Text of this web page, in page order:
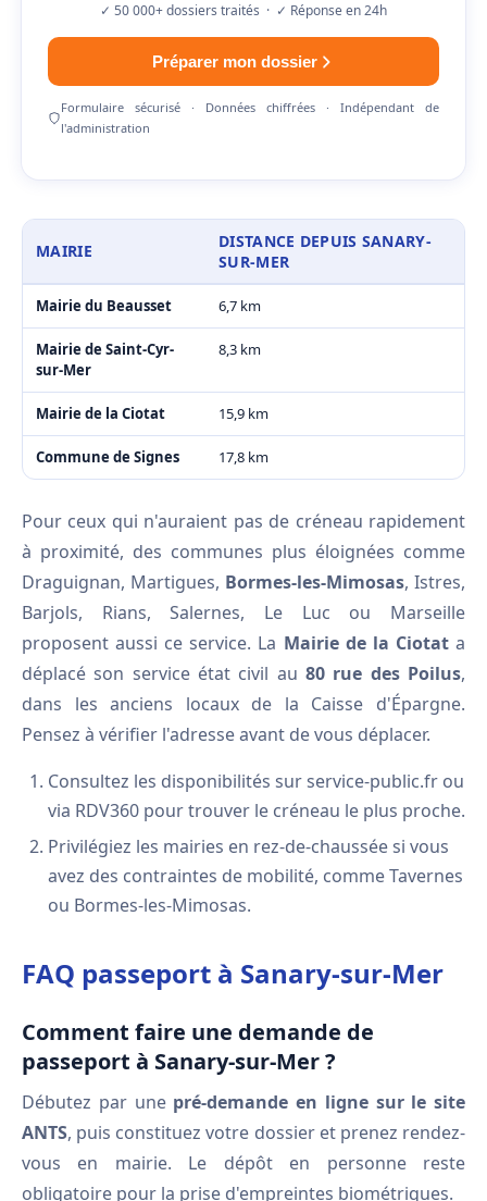
✓ 50 000+ dossiers traités · ✓ Réponse en 24h
Préparer mon dossier
Formulaire sécurisé · Données chiffrées · Indépendant de
l'administration
MAIRIE
DISTANCE DEPUIS SANARY-
SUR-MER
Mairie du Beausset 6,7 km
Mairie de Saint-Cyr-
sur-Mer
8,3 km
Mairie de la Ciotat 15,9 km
Commune de Signes 17,8 km
Pour ceux qui n'auraient pas de créneau rapidement
à proximité, des communes plus éloignées comme
Draguignan, Martigues, Bormes-les-Mimosas, Istres,
Barjols, Rians, Salernes, Le Luc ou Marseille
proposent aussi ce service. La Mairie de la Ciotata
déplacé son service état civil au 80 rue des Poilus,
dans les anciens locaux de la Caisse d'Épargne.
Pensez à vérifier l'adresse avant de vous déplacer.
Consultez les disponibilités sur service-public.fr ou
via RDV360 pour trouver le créneau le plus proche.
Privilégiez les mairies en rez-de-chaussée si vous
avez des contraintes de mobilité, comme Tavernes
ou Bormes-les-Mimosas.
FAQ passeport à Sanary-sur-Mer
Comment faire une demande de
passeport à Sanary-sur-Mer ?
Débutez par une pré-demande en ligne sur le site
ANTS, puis constituez votre dossier et prenez rendez-
vous en mairie. Le dépôt en personne reste
obligatoire pour la prise d'empreintes biométriques.